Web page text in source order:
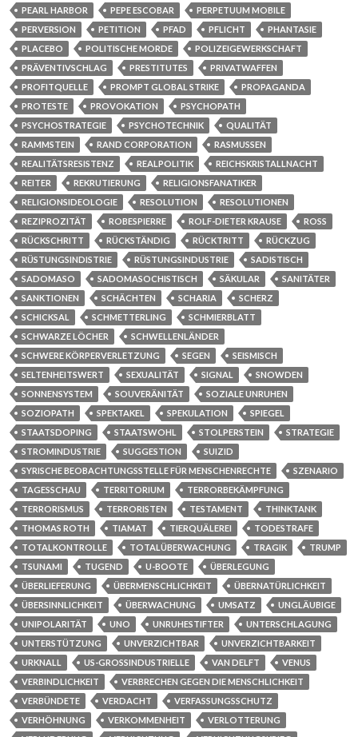
PEARL HARBOR
PEPE ESCOBAR
PERPETUUM MOBILE
PERVERSION
PETITION PFAD PFLICHT
PHANTASIE
PLACEBO
POLITISCHE MORDE
POLIZEIGEWERKSCHAFT
PRÄVENTIVSCHLAG
PRESTITUTES
PRIVATWAFFEN
PROFITQUELLE
PROMPT GLOBAL STRIKE
PROPAGANDA
PROTESTE
PROVOKATION
PSYCHOPATH
PSYCHOSTRATEGIE
PSYCHOTECHNIK
QUALITÄT
RAMMSTEIN
RAND CORPORATION
RASMUSSEN
REALITÄTSRESISTENZ
REALPOLITIK
REICHSKRISTALLNACHT
REITER
REKRUTIERUNG
RELIGIONSFANATIKER
RELIGIONSIDEOLOGIE
RESOLUTION
RESOLUTIONEN
REZIPROZITÄT
ROBESPIERRE ROLF-DIETER KRAUSE
ROSS
RÜCKSCHRITT
RÜCKSTÄNDIG RÜCKTRITT
RÜCKZUG
RÜSTUNGSINDISTRIE
RÜSTUNGSINDUSTRIE
SADISTISCH
SADOMASO
SADOMASOCHISTISCH SÄKULAR
SANITÄTER
SANKTIONEN
SCHÄCHTEN SCHARIA
SCHERZ
SCHICKSAL
SCHMETTERLING
SCHMIERBLATT
SCHWARZE LÖCHER
SCHWELLENLÄNDER
SCHWERE KÖRPERVERLETZUNG
SEGEN
SEISMISCH
SELTENHEITSWERT
SEXUALITÄT SIGNAL
SNOWDEN
SONNENSYSTEM
SOUVERÄNITÄT
SOZIALE UNRUHEN
SOZIOPATH
SPEKTAKEL SPEKULATION
SPIEGEL
STAATSDOPING
STAATSWOHL STOLPERSTEIN
STRATEGIE
STROMINDUSTRIE
SUGGESTION
SUIZID
SYRISCHE BEOBACHTUNGSSTELLE FÜR MENSCHENRECHTE
SZENARIO
TAGESSCHAU
TERRITORIUM
TERRORBEKÄMPFUNG
TERRORISMUS
TERRORISTEN TESTAMENT
THINKTANK
THOMAS ROTH
TIAMAT TIERQUÄLEREI
TODESTRAFE
TOTALKONTROLLE
TOTALÜBERWACHUNG TRAGIK
TRUMP
TSUNAMI
TUGEND U-BOOTE
ÜBERLEGUNG
ÜBERLIEFERUNG
ÜBERMENSCHLICHKEIT
ÜBERNATÜRLICHKEIT
ÜBERSINNLICHKEIT
ÜBERWACHUNG UMSATZ
UNGLÄUBIGE
UNIPOLARITÄT
UNO UNRUHESTIFTER
UNTERSCHLAGUNG
UNTERSTÜTZUNG
UNVERZICHTBAR
UNVERZICHTBARKEIT
URKNALL
US-GROSSINDUSTRIELLE VAN DELFT
VENUS
VERBINDLICHKEIT
VERBRECHEN GEGEN DIE MENSCHLICHKEIT
VERBÜNDETE
VERDACHT
VERFASSUNGSSCHUTZ
VERHÖHNUNG
VERKOMMENHEIT
VERLOTTERUNG